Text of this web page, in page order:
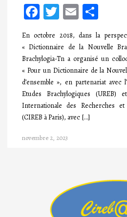
Facebook
Twitter
Email
En octobre 2018, dans la
« Dictionnaire de la Nouvelle
Brachylogia-Tn a organisé un
« Pour un Dictionnaire de la
d’ensemble », en partenariat avec
Etudes Brachylogiques (UREB)
Internationale des Recherches et
(CIREB à Paris), avec […]
novembre 2, 2023